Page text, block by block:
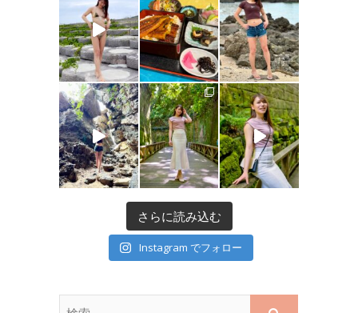
さらに読み込む
Instagram でフォロー